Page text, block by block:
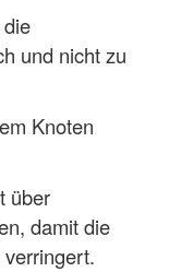
und nicht zu
Knoten
über
damit die